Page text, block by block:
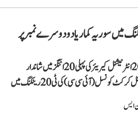
میں سوریہ کمار یادو دوسرے نمبر پر
بلے باز سوریہ کمار یادو اپنے ٹی۔ 20 انٹرنیشنل کیریئر کی پہلی 20 اننگز میں شاندار
کارکردگی دکھانے کے بعد انٹرنیشنل کرکٹ کونسل (آئی سی سی) کی ٹی 20 رینکنگ میں